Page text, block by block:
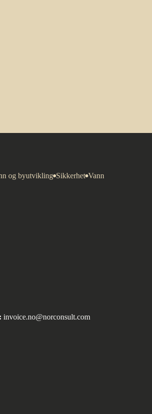
og byutvikling Sikkerhet Vann
invoice.no@norconsult.com